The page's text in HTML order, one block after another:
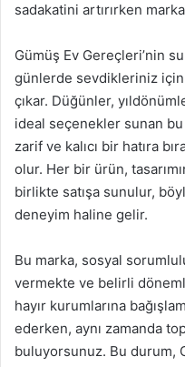
sadakatini artırırken
Gümüş Ev Gereçleri’nin
günlerde sevdikleriniz
çıkar. Düğünler,
ideal seçenekler sunan
zarif ve kalıcı bir hatıra
olur. Her bir ürün,
birlikte satışa sunulur,
deneyim haline gelir.
Bu marka, sosyal
vermekte ve belirli
hayır kurumlarına
ederken, aynı zamanda
buluyorsunuz. Bu durum,